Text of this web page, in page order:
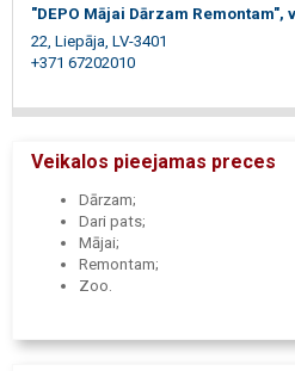
"DEPO Mājai Dārzam Remontam",
22, Liepāja, LV-3401
+371 67202010
Veikalos pieejamas preces
Dārzam;
Dari pats;
Mājai;
Remontam;
Zoo.